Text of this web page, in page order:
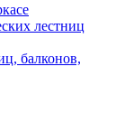
лестниц
балконов,